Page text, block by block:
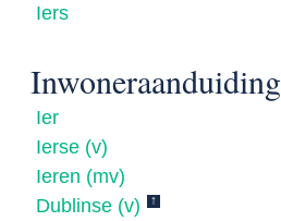
Iers
Inwoneraanduiding
Ier
Ierse (v)
Ieren (mv)
Dublinse (v)
↑